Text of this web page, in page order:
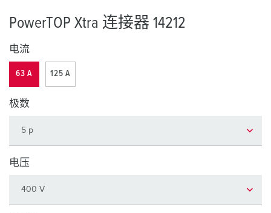
PowerTOP Xtra 连接器 14212
电流
63 A 125 A
极数
电压